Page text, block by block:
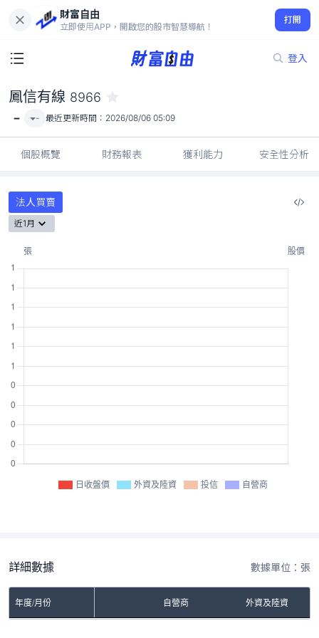
財富自由
立即使用APP，開啟您的股市智慧導航！
打開
登入
-
鳳信有線 8966
- - 最近更新時間： 2026/08/06 05:09
個股概覽 財務報表 獲利能力 安全性分析
法人買賣
近1月
日收盤價 外資及陸資 投信 自營商
詳細數據 數據單位：張
年度/月份 自營商 外資及陸資